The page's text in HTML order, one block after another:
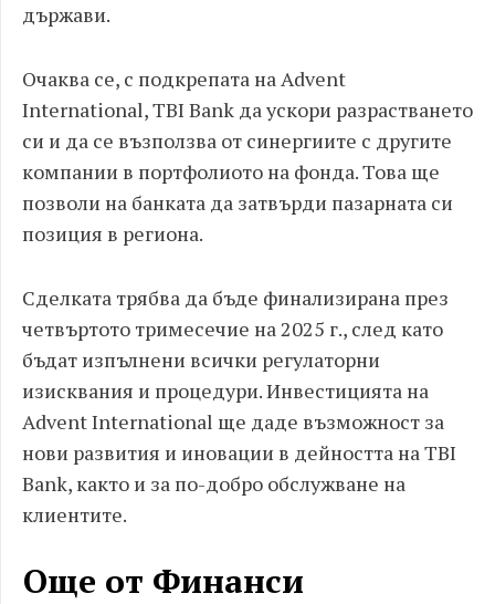
държави.
Очаква се, с подкрепата на Advent
International, TBI Bank да ускори разрастването
си и да се възползва от синергиите с другите
компании в портфолиото на фонда. Това ще
позволи на банката да затвърди пазарната си
позиция в региона.
Сделката трябва да бъде финализирана през
четвъртото тримесечие на 2025 г., след като
бъдат изпълнени всички регулаторни
изисквания и процедури. Инвестицията на
Advent International ще даде възможност за
нови развития и иновации в дейността на TBI
Bank, както и за по-добро обслужване на
клиентите.
Още от Финанси